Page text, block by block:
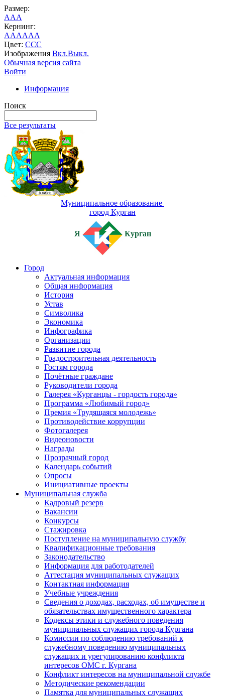
Размер:
AAA
Кернинг:
AAAAAA
Цвет: CCC
Изображения Вкл.Выкл.
Обычная версия сайта
Войти
Информация
Поиск
Все результаты
Муниципальное образование
город Курган
Я Курган
Город
Актуальная информация
Общая информация
История
Устав
Символика
Экономика
Инфографика
Организации
Развитие города
Градостроительная деятельность
Гостям города
Почётные граждане
Руководители города
Галерея «Курганцы - гордость города»
Программа «Любимый город»
Премия «Трудящаяся молодежь»
Противодействие коррупции
Фотогалерея
Видеоновости
Награды
Прозрачный город
Календарь событий
Опросы
Инициативные проекты
Муниципальная служба
Кадровый резерв
Вакансии
Конкурсы
Стажировка
Поступление на муниципальную службу
Квалификационные требования
Законодательство
Информация для работодателей
Аттестация муниципальных служащих
Контактная информация
Учебные учреждения
Сведения о доходах, расходах, об имуществе и
обязательствах имущественного характера
Кодексы этики и служебного поведения
муниципальных служащих города Кургана
Комиссии по соблюдению требований к
служебному поведению муниципальных
служащих и урегулированию конфликта
интересов ОМС г. Кургана
Конфликт интересов на муниципальной службе
Методические рекомендации
Памятка для муниципальных служащих